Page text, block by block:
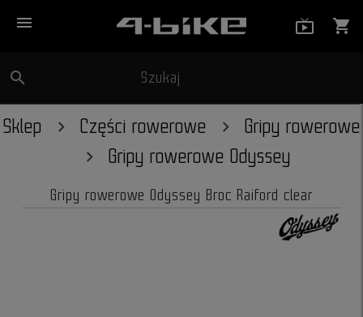
menu shopping_cart
search Szukaj
Sklep Części rowerowe
Gripy rowerowe
Gripy rowerowe Odyssey
Gripy rowerowe Odyssey Broc Raiford clear